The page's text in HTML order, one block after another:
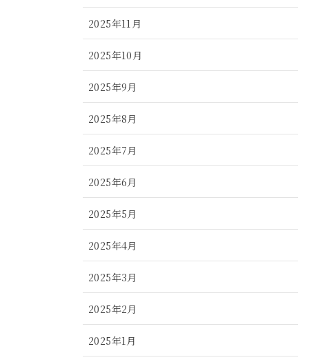
2025年11月
2025年10月
2025年9月
2025年8月
2025年7月
2025年6月
2025年5月
2025年4月
2025年3月
2025年2月
2025年1月